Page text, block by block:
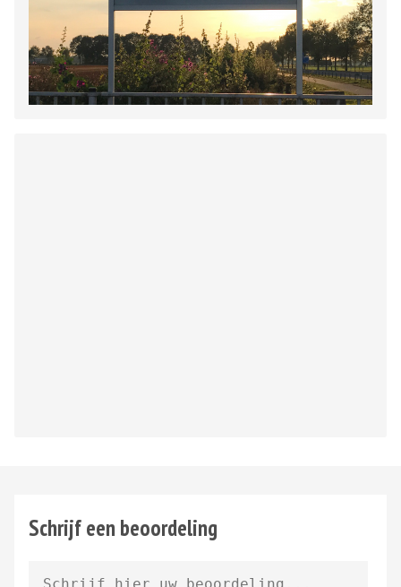
Schrijf een beoordeling